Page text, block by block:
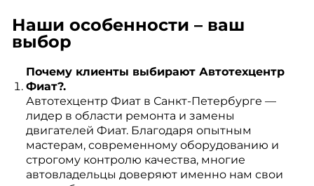
Наши особенности – ваш
выбор
Почему клиенты выбирают Автотехцентр
Фиат?.
Автотехцентр Фиат в Санкт-Петербурге —
лидер в области ремонта и замены
двигателей Фиат. Благодаря опытным
мастерам, современному оборудованию и
строгому контролю качества, многие
автовладельцы доверяют именно нам свои